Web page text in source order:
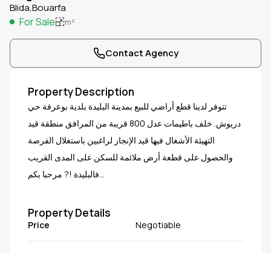
Blida,Bouarfa
For Sale m²
Contact Agency
Property Description
تتوفر لدينا قطع أراضي للبيع بمدينة البليدة بلدية بوعرفة حي
دريوش. خلف باطيمات عدل 800 قريبة من المرافق منطقة قيد
التهيئة الأشغال فيها قيد الإنجاز لراغبين باستغلال الفرصة
والحصول على قطعة أرض ملائمة للسكن على المدى القريب
فالبليدة !? مرحبا بكم
g_st=ipc
Property Details
Price Negotiable